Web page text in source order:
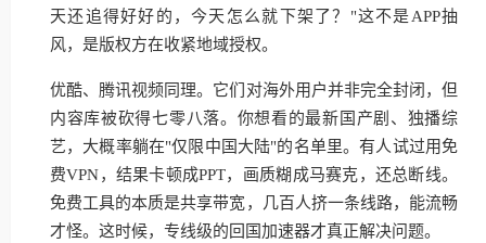
天还追得好好的，今天怎么就下架了？"这不是APP抽
风，是版权方在收紧地域授权。
优酷、腾讯视频同理。它们对海外用户并非完全封闭，但
内容库被砍得七零八落。你想看的最新国产剧、独播综
艺，大概率躺在"仅限中国大陆"的名单里。有人试过用免
费VPN，结果卡顿成PPT，画质糊成马赛克，还总断线。
免费工具的本质是共享带宽，几百人挤一条线路，能流畅
才怪。这时候，专线级的回国加速器才真正解决问题。